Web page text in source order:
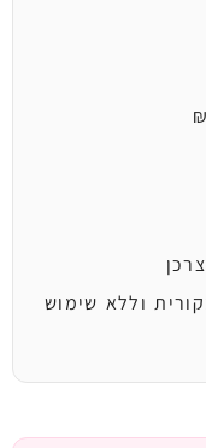
וללא שימוש